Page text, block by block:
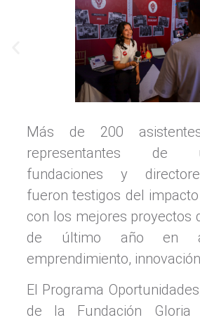
Más de 200
representantes de
fundaciones y
fueron testigos del
con los mejores proyectos
de último año en
emprendimiento,
El Programa
de la Fundación Gloria